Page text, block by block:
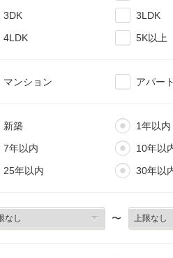
3DK
3LDK
4LDK
5K以上
マンション アパー
新築
1年以内
7年以内
10年以
25年以内
30年以
〜